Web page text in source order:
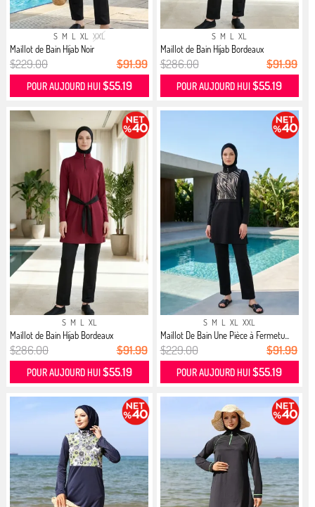
S M L XL XXL
Maillot de Bain Hijab Noir
$229.00 $91.99
POUR AUJOURD HUI $55.19
S M L XL
Maillot de Bain Hijab Bordeaux
$286.00 $91.99
POUR AUJOURD HUI$55.19
S M L XL
Maillot de Bain Hijab Bordeaux
$286.00 $91.99
POUR AUJOURD HUI $55.19
S M L XL XXL
Maillot De Bain Une Pièce à Fermetu...
$229.00 $91.99
POUR AUJOURD HUI$55.19